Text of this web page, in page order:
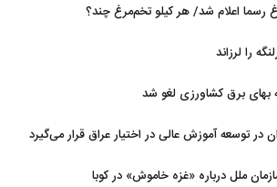
رسما اعلام شد/ هر کیلو تخم‌مرغ چند؟
بهای برق کشاورزی لغو شد
در توسعه آموزش عالی در اختیار عراق قرار می‌گیرد
ملل درباره «غزه‌ خاموش» در کوبا